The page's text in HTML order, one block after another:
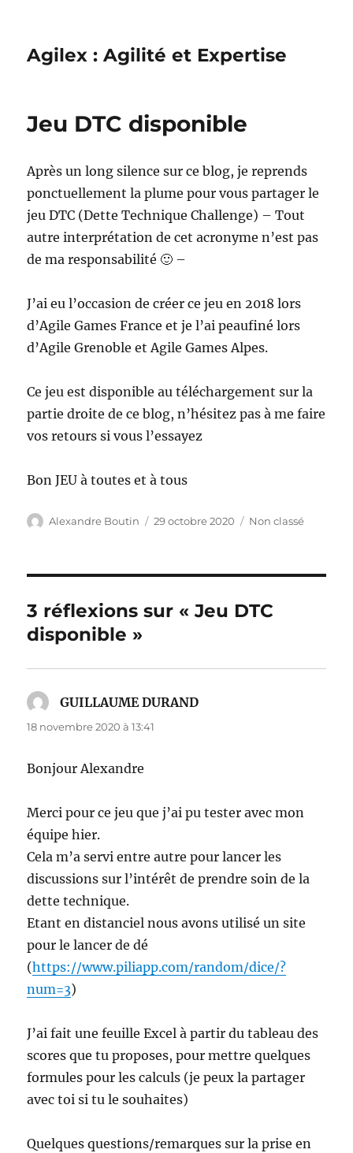
Agilex : Agilité et Expertise
Jeu DTC disponible
Après un long silence sur ce blog, je reprends
ponctuellement la plume pour vous partager le
jeu DTC (Dette Technique Challenge) – Tout
autre interprétation de cet acronyme n’est pas
de ma responsabilité 🙂 –
J’ai eu l’occasion de créer ce jeu en 2018 lors
d’Agile Games France et je l’ai peaufiné lors
d’Agile Grenoble et Agile Games Alpes.
Ce jeu est disponible au téléchargement sur la
partie droite de ce blog, n’hésitez pas à me faire
vos retours si vous l’essayez
Bon JEU à toutes et à tous
Auteur
Alexandre Boutin
Publié
29 octobre 2020 Catégories
Non classé
3 réflexions sur « Jeu DTC
disponible »
GUILLAUME DURAND
18 novembre 2020 à 13:41
Bonjour Alexandre
Merci pour ce jeu que j’ai pu tester avec mon
équipe hier.
Cela m’a servi entre autre pour lancer les
discussions sur l’intérêt de prendre soin de la
dette technique.
Etant en distanciel nous avons utilisé un site
pour le lancer de dé
(https://www.piliapp.com/random/dice/?
num=3)
J’ai fait une feuille Excel à partir du tableau des
scores que tu proposes, pour mettre quelques
formules pour les calculs (je peux la partager
avec toi si tu le souhaites)
Quelques questions/remarques sur la prise en